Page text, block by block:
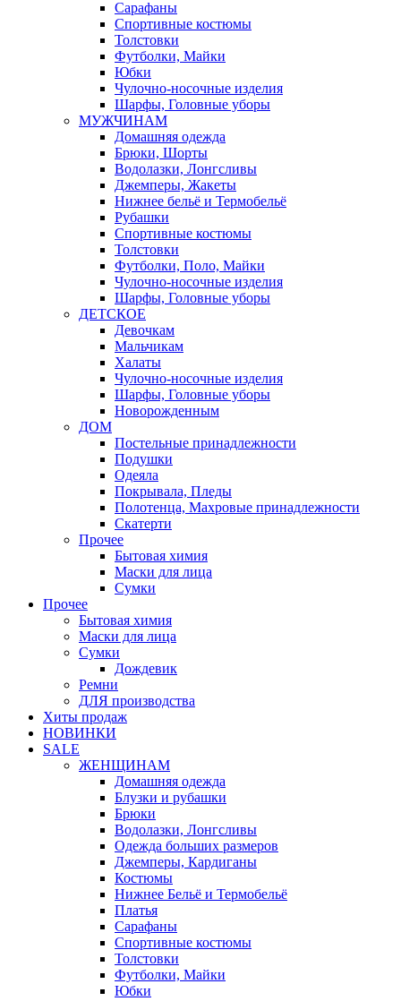
Сарафаны
Спортивные костюмы
Толстовки
Футболки, Майки
Юбки
Чулочно-носочные изделия
Шарфы, Головные уборы
МУЖЧИНАМ
Домашняя одежда
Брюки, Шорты
Водолазки, Лонгсливы
Джемперы, Жакеты
Нижнее бельё и Термобельё
Рубашки
Спортивные костюмы
Толстовки
Футболки, Поло, Майки
Чулочно-носочные изделия
Шарфы, Головные уборы
ДЕТСКОЕ
Девочкам
Мальчикам
Халаты
Чулочно-носочные изделия
Шарфы, Головные уборы
Новорожденным
ДОМ
Постельные принадлежности
Подушки
Одеяла
Покрывала, Пледы
Полотенца, Махровые принадлежности
Скатерти
Прочее
Бытовая химия
Маски для лица
Сумки
Прочее
Бытовая химия
Маски для лица
Сумки
Дождевик
Ремни
ДЛЯ производства
Хиты продаж
НОВИНКИ
SALE
ЖЕНЩИНАМ
Домашняя одежда
Блузки и рубашки
Брюки
Водолазки, Лонгсливы
Одежда больших размеров
Джемперы, Кардиганы
Костюмы
Нижнее Бельё и Термобельё
Платья
Сарафаны
Спортивные костюмы
Толстовки
Футболки, Майки
Юбки